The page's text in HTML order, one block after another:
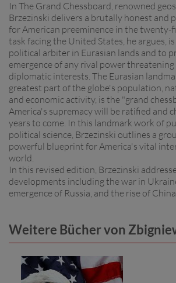
In The Grand Chessboard, renowned
Brzezinski delivers a brutally honest and
for American preeminence in the twenty-
task facing the United States, he argues,
political arbiter in Eurasian lands and to
emergence of any rival power
diplomatic interests. The Eurasian
greatest part of the globe's population,
and economic activity, is the "grand
America's supremacy will be ratified and
years to come. In this landmark work of
political science, Brzezinski outlines a
powerful blueprint for America's vital
world.
In this revised edition, Brzezinski
developments including the war in
emergence of Russia, and the rise of China.
Weitere Bücher von